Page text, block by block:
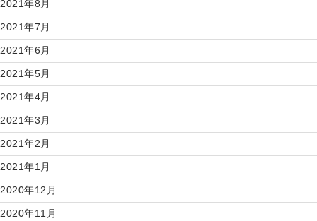
2021年8月
2021年7月
2021年6月
2021年5月
2021年4月
2021年3月
2021年2月
2021年1月
2020年12月
2020年11月